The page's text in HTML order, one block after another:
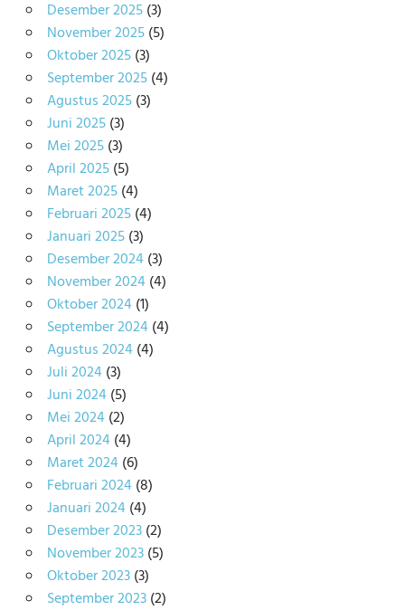
Desember 2025(3)
November 2025(5)
Oktober 2025(3)
September 2025(4)
Agustus 2025(3)
Juni 2025(3)
Mei 2025(3)
April 2025(5)
Maret 2025(4)
Februari 2025(4)
Januari 2025(3)
Desember 2024(3)
November 2024(4)
Oktober 2024(1)
September 2024(4)
Agustus 2024(4)
Juli 2024(3)
Juni 2024(5)
Mei 2024(2)
April 2024(4)
Maret 2024(6)
Februari 2024(8)
Januari 2024(4)
Desember 2023(2)
November 2023(5)
Oktober 2023(3)
September 2023(2)